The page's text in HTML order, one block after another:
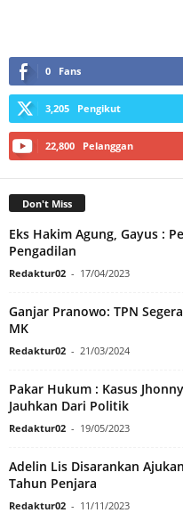
0 Fans
3,205 Pengikut
22,800 Pelanggan
Don't Miss
Eks Hakim Agung, Gayus :
Pengadilan
Redaktur02 - 17/04/2023
Ganjar Pranowo: TPN
MK
Redaktur02 - 21/03/2024
Pakar Hukum : Kasus
Jauhkan Dari Politik
Redaktur02 - 19/05/2023
Adelin Lis Disarankan
Tahun Penjara
Redaktur02 - 11/11/2023